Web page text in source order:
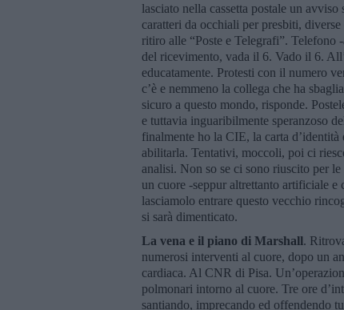
lasciato nella cassetta postale un
caratteri da occhiali per presbiti,
ritiro alle “Poste e Telegrafi”.
del ricevimento, vada il 6. Vado il 6.
educatamente. Protesti con il numero
c’è e nemmeno la collega che ha
sicuro a questo mondo, risponde.
e tuttavia inguaribilmente speranzoso
finalmente ho la CIE, la carta
abilitarla. Tentativi, moccoli, poi ci
analisi. Non so se ci sono riuscito per
un cuore -seppur altrettanto artificiale e
lasciamolo entrare questo vecchio
si sarà dimenticato.
La vena e il piano di Marshall.
numerosi interventi al cuore, dopo un
cardiaca. Al CNR di Pisa.
polmonari intorno al cuore. Tre ore
santiando, imprecando ed offendendo